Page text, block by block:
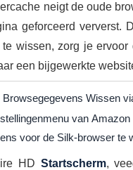
neigt de oude
geforceerd ververst.
wissen, zorg je ervoor
een bijgewerkte
Wissen
van
voor de Silk-browser te
HD Startscherm,